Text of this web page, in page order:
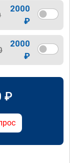
2000
₽
2000
₽
₽